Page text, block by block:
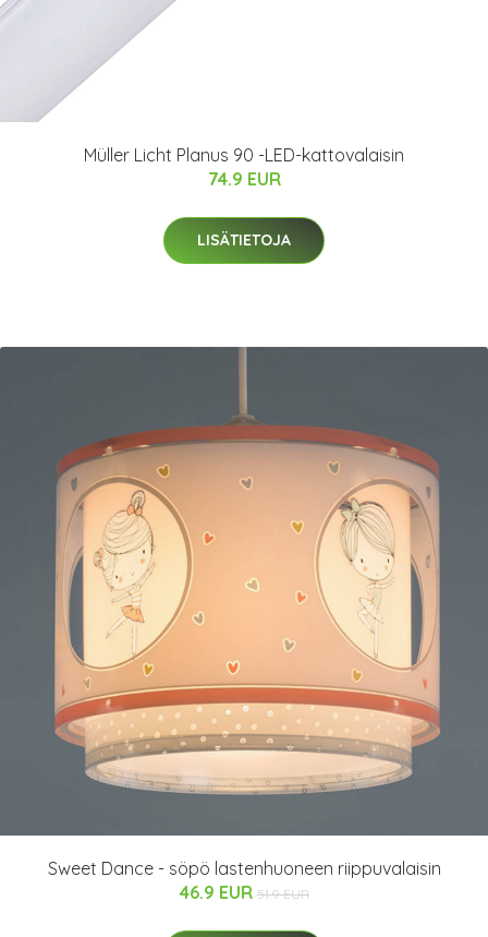
Müller Licht Planus 90 -LED-kattovalaisin
74.9 EUR
LISÄTIETOJA
Sweet Dance - söpö lastenhuoneen riippuvalaisin
46.9 EUR 51.9 EUR